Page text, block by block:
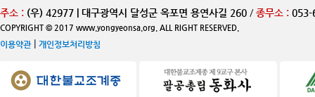
주소 : (우) 42977 | 대구광역시 달성군 옥포면 용연사길 260 / 종무소 : 053-
COPYRIGHT © 2017 www.yongyeonsa.org. ALL RIGHT RESERVED.
이용약관| 개인정보처리방침